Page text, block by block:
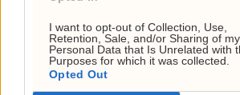
I want to opt-out of Collection, Use,
Retention, Sale, and/or Sharing of my
Personal Data that Is Unrelated with
Purposes for which it was collected.
Opted Out
Siste
MEST LESTE ARTIKLER